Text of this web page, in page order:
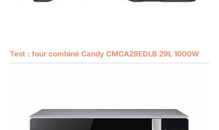
Test : four combiné Candy CMCA29EDLB 29L 1000W